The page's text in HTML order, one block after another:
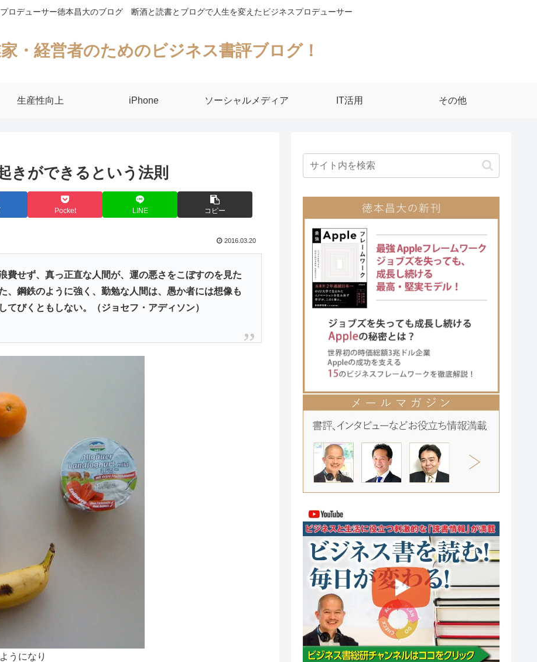
ロデューサー徳本昌大のブログ 断酒と読書とブログで人生を変えたビジネスプロデューサー
・経営者のためのビジネス書評ブログ！
生産性向上 iPhone ソーシャルメディア IT活用 その他
きができるという法則
Pocket LINE コピー
2016.03.20
費せず、真っ正直な人間が、運の悪さをこぼすのを見た
、鋼鉄のように強く、勤勉な人間は、愚か者には想像も
びくともしない。（ジョセフ・アディソン）
うになり